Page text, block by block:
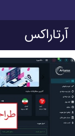
آرتاراکس